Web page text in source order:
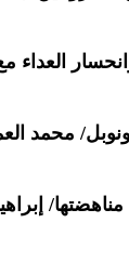
العداء
ونوبل/ محمد